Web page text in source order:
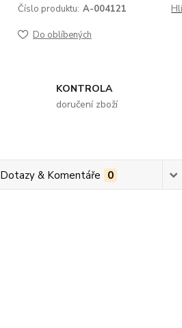
Číslo produktu: A-004121
Do oblíbených
KONTROLA
doručení zboží
Dotazy & Komentáře 0